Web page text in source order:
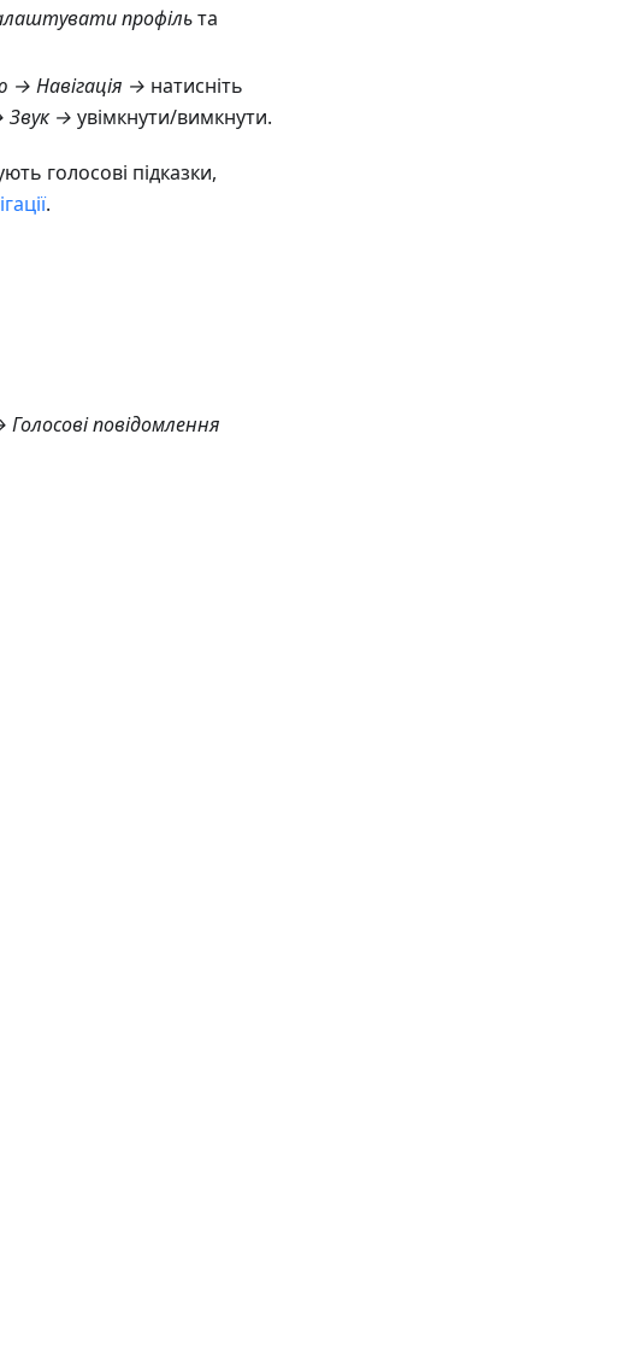
профільта
→ Навігація → натисніть
Звук → увімкнути/вимкнути.
голосові підказки,
.
повідомлення